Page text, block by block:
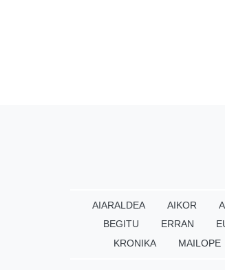
AIARALDEA AIKOR
BEGITU
ERRAN
KRONIKA
MAILOPE